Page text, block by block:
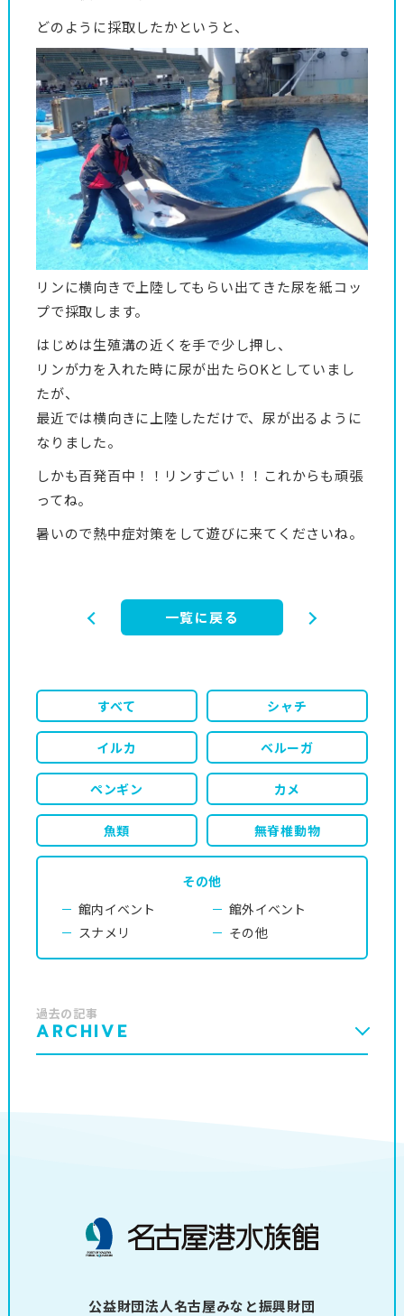
どのように採取したかというと、
リンに横向きで上陸してもらい出てきた尿を紙コッ
プで採取します。
はじめは生殖溝の近くを手で少し押し、
リンが力を入れた時に尿が出たらOKとしていまし
たが、
最近では横向きに上陸しただけで、尿が出るように
なりました。
しかも百発百中！！リンすごい！！これからも頑張
ってね。
暑いので熱中症対策をして遊びに来てくださいね。
一覧に戻る
すべて シャチ
イルカ ベルーガ
ペンギン カメ
魚類 無脊椎動物
その他
館内イベント
館外イベント
スナメリ
その他
過去の記事
ARCHIVE
公益財団法人名古屋みなと振興財団